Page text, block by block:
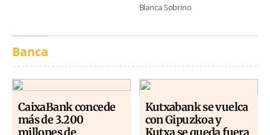
Blanca Sobrino
Banca
CaixaBank concede
más de 3.200
Kutxabank se vuelca
con Gipuzkoa y